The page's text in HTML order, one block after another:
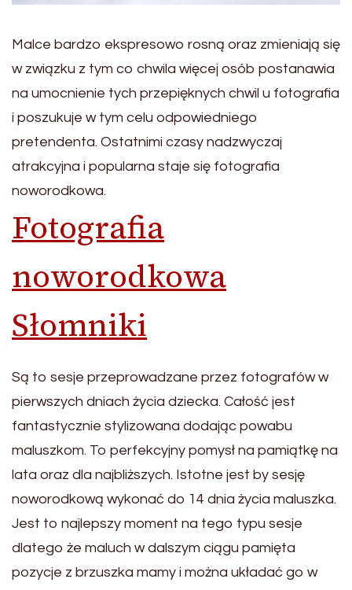
Malce bardzo ekspresowo rosną oraz zmieniają się
w związku z tym co chwila więcej osób postanawia
na umocnienie tych przepięknych chwil u fotografia
i poszukuje w tym celu odpowiedniego
pretendenta. Ostatnimi czasy nadzwyczaj
atrakcyjna i popularna staje się fotografia
noworodkowa.
Fotografia
noworodkowa
Słomniki
Są to sesje przeprowadzane przez fotografów w
pierwszych dniach życia dziecka. Całość jest
fantastycznie stylizowana dodając powabu
maluszkom. To perfekcyjny pomysł na pamiątkę na
lata oraz dla najbliższych. Istotne jest by sesję
noworodkową wykonać do 14 dnia życia maluszka.
Jest to najlepszy moment na tego typu sesje
dlatego że maluch w dalszym ciągu pamięta
pozycje z brzuszka mamy i można układać go w